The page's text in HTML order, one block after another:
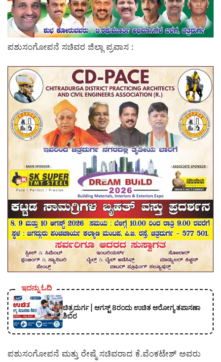
ಪಶುಸಂಗೋಪನೆ ಸಚಿವರ ಜಿಲ್ಲಾ ಪ್ರವಾಸ :
ಇದನ್ನು ಓದಿ
ಚಿತ್ರದುರ್ಗ | ಆಗಸ್ಟ್ 8ರಂದು ಉಚಿತ ಆರೋಗ್ಯ ತಪಾಸಣಾ
ಶಿಬಿರ
ಪಶುಸಂಗೋಪನೆ ಮತ್ತು ರೇಷ್ಮೆ ಸಚಿವರಾದ ಕೆ.ವೆಂಕಟೇಶ್ ಅವರು